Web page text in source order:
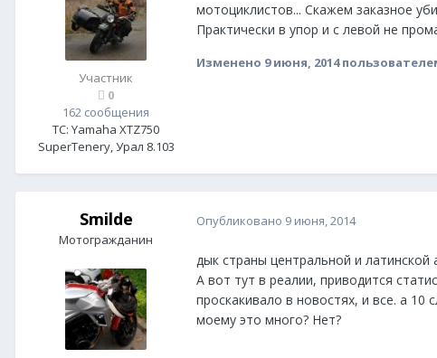
Участник
0
162 сообщения
ТС: Yamaha XTZ750
SuperTenery, Урал 8.103
мотоциклистов... Скажем заказное
Практически в упор и с левой не
Изменено 9 июня, 2014
Smilde
Мотогражданин
Опубликовано 9 июня, 2014
дык страны центральной и
А вот тут в реалии, приводится
проскакивало в новостях, и все. а 10
моему это много? Нет?